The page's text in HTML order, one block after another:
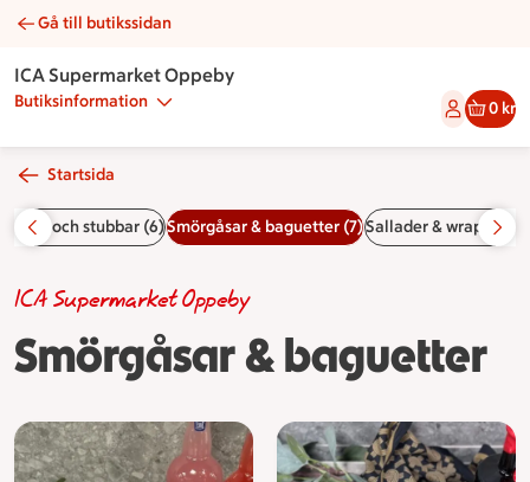
Smörgåsar & baguetter | Catering ICA Supermarket Oppeby
Gå till butikssidan
ICA Supermarket Oppeby
Butiksinformation 0 kr
Startsida
och stubbar (6)Smörgåsar & baguetter (7)Sallader & wraps (8)
Smörgåsar & baguetter
ICA Supermarket Oppeby